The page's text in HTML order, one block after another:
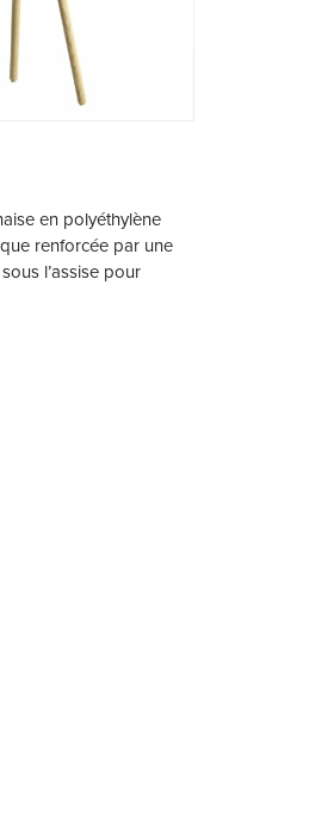
en polyéthylène
renforcée par une
l’assise pour